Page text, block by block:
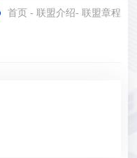
首页 - 联盟介绍- 联盟章程